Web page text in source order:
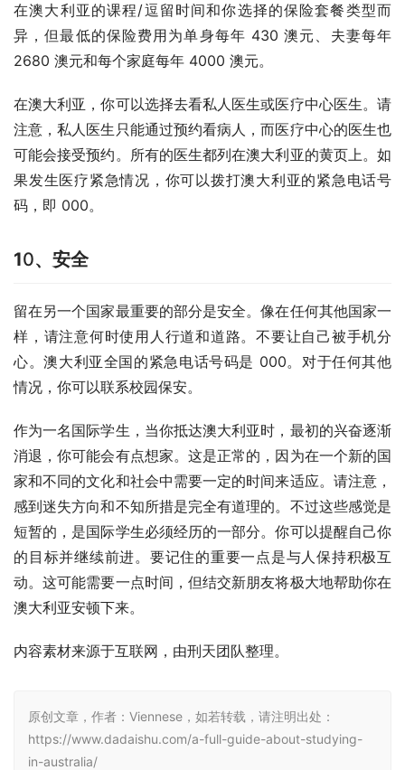
在澳大利亚的课程/逗留时间和你选择的保险套餐类型而
异，但最低的保险费用为单身每年 430 澳元、夫妻每年
2680 澳元和每个家庭每年 4000 澳元。
在澳大利亚，你可以选择去看私人医生或医疗中心医生。请
注意，私人医生只能通过预约看病人，而医疗中心的医生也
可能会接受预约。所有的医生都列在澳大利亚的黄页上。如
果发生医疗紧急情况，你可以拨打澳大利亚的紧急电话号
码，即 000。
10、 安全
留在另一个国家最重要的部分是安全。像在任何其他国家一
样，请注意何时使用人行道和道路。不要让自己被手机分
心。澳大利亚全国的紧急电话号码是 000。对于任何其他
情况，你可以联系校园保安。
作为一名国际学生，当你抵达澳大利亚时，最初的兴奋逐渐
消退，你可能会有点想家。这是正常的，因为在一个新的国
家和不同的文化和社会中需要一定的时间来适应。请注意，
感到迷失方向和不知所措是完全有道理的。不过这些感觉是
短暂的，是国际学生必须经历的一部分。你可以提醒自己你
的目标并继续前进。要记住的重要一点是与人保持积极互
动。这可能需要一点时间，但结交新朋友将极大地帮助你在
澳大利亚安顿下来。
内容素材来源于互联网，由刑天团队整理。
原创文章，作者：Viennese，如若转载，请注明出处：
https://www.dadaishu.com/a-full-guide-about-studying-
in-australia/